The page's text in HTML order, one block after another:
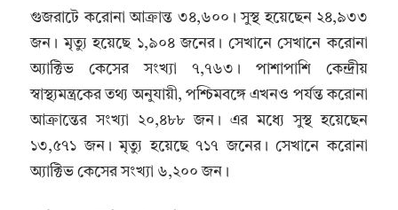
গুজরাটে করোনা আক্রান্ত ৩৪,৬০০। সুস্থ হয়েছেন ২৪,৯৩৩
জন। মৃত্যু হয়েছে ১,৯০৪ জনের। সেখানে সেখানে করোনা
অ্যাক্টিভ কেসের সংখ্যা ৭,৭৬৩। পাশাপাশি কেন্দ্রীয়
স্বাস্থ্যমন্ত্রকের তথ্য অনুযায়ী, পশ্চিমবঙ্গে এখনও পর্যন্ত করোনা
আক্রান্তের সংখ্যা ২০,৪৮৮ জন। এর মধ্যে সুস্থ হয়েছেন
১৩,৫৭১ জন। মৃত্যু হয়েছে ৭১৭ জনের। সেখানে করোনা
অ্যাক্টিভ কেসের সংখ্যা ৬,২০০ জন।